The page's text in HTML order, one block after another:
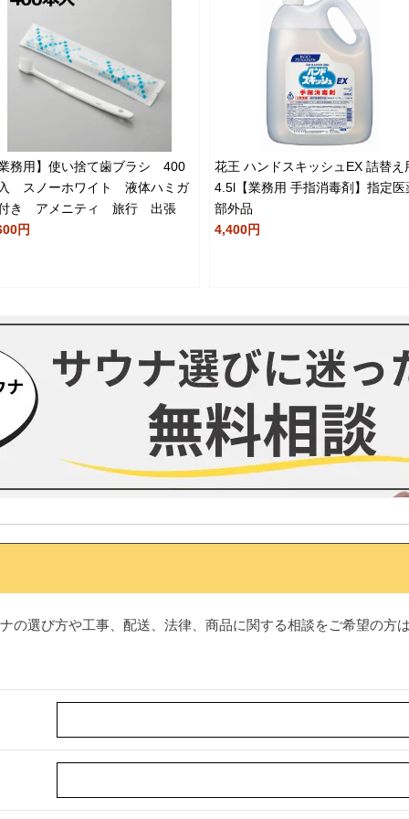
務用】使い捨て歯ブラシ 400
スノーホワイト 液体ハミガ
き アメニティ 旅行 出張
円
花王 ハンドスキッシュEX 詰替え
4.5l【業務用 手指消毒剤】指定医
部外品
4,400円
の選び方や工事、配送、法律、商品に関する相談をご希望の方